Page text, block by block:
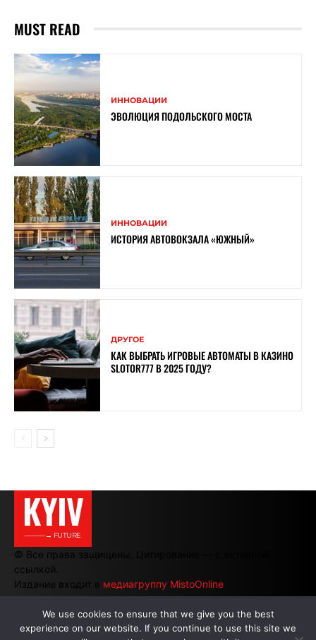
MUST READ
ИННОВАЦИИ
ЭВОЛЮЦИЯ ПОДОЛЬСКОГО МОСТА
ИННОВАЦИИ
ИСТОРИЯ АВТОВОКЗАЛА «ЮЖНЫЙ»
ДРУГОЕ
КАК ВЫБРАТЬ ИГРОВЫЕ АВТОМАТЫ В КАЗИНО
SLOTOR777 В 2025 ГОДУ?
KYIV
———→ FUTURE
© Все права защищены. Цитирование — с активной
ссылкой.
Издание входит в медиагруппу MistoOnline
АВТОРЫ | РЕКЛАМА НА САЙТЕ
We use cookies to ensure that we give you the best
experience on our website. If you continue to use this site we